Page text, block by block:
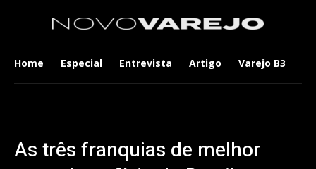
Home Especial Entrevista Artigo Varejo B3
As três franquias de melhor